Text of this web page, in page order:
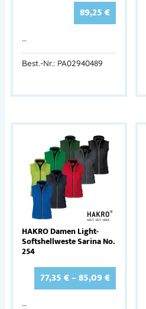
89,25€
…
Best.-Nr.: PA02940489
HAKRO Damen Light-
Softshellweste Sarina No.
254
77,35€–85,09€
…